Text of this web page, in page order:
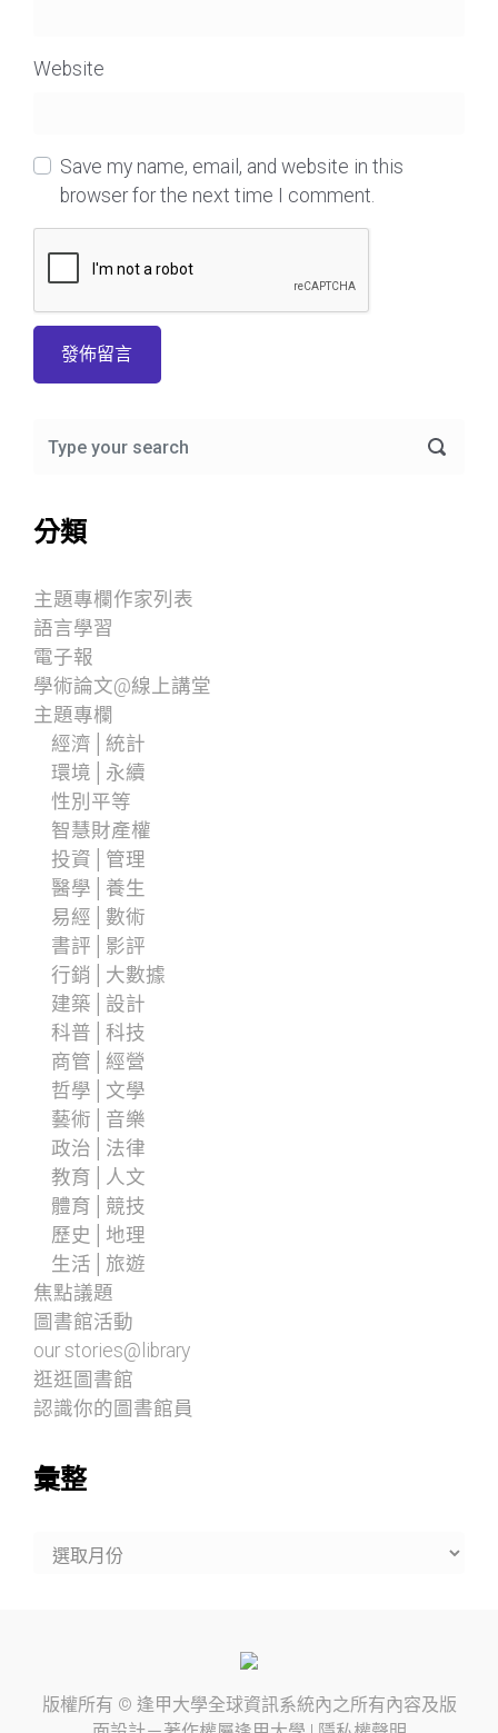
Website
Save my name, email, and website in this
browser for the next time I comment.
分類
主題專欄作家列表
語言學習
電子報
學術論文@線上講堂
主題專欄
經濟│統計
環境│永續
性別平等
智慧財產權
投資│管理
醫學│養生
易經│數術
書評│影評
行銷│大數據
建築│設計
科普│科技
商管│經營
哲學│文學
藝術│音樂
政治│法律
教育│人文
體育│競技
歷史│地理
生活│旅遊
焦點議題
圖書館活動
our stories@library
逛逛圖書館
認識你的圖書館員
彙整
版權所有 © 逢甲大學全球資訊系統內之所有內容及版